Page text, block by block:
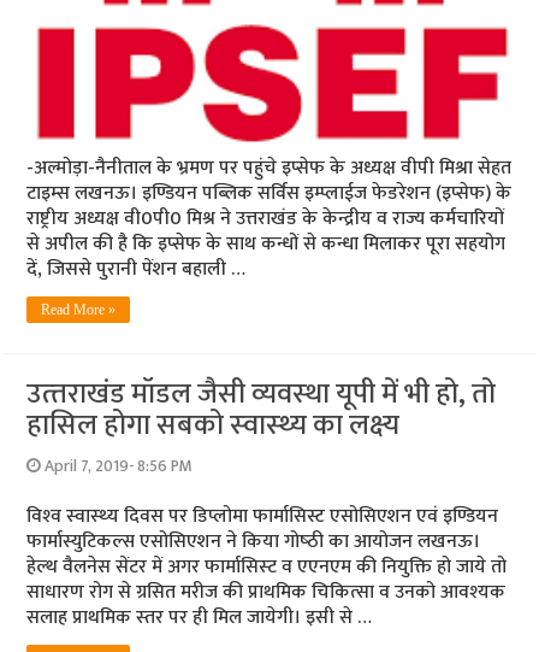
-अल्मोड़ा-नैनीताल के भ्रमण पर पहुंचे इप्सेफ के अध्यक्ष वीपी मिश्रा सेहत
टाइम्स लखनऊ। इण्डियन पब्लिक सर्विस इम्प्लाईज फेडरेशन (इप्सेफ) के
राष्ट्रीय अध्यक्ष वी0पी0 मिश्र ने उत्तराखंड के केन्द्रीय व राज्य कर्मचारियों
से अपील की है कि इप्सेफ के साथ कन्धों से कन्धा मिलाकर पूरा सहयोग
दें, जिससे पुरानी पेंशन बहाली …
Read More »
उत्‍तराखंड मॉडल जैसी व्‍यवस्‍था यूपी में भी हो, तो
हासिल होगा सबको स्‍वास्‍थ्‍य का लक्ष्‍य
April 7, 2019- 8:56 PM
विश्‍व स्‍वास्‍थ्‍य दिवस पर डिप्लोमा फार्मासिस्ट एसोसिएशन एवं इण्डियन
फार्मास्युटिकल्स एसोसिएशन ने किया गोष्‍ठी का आयोजन लखनऊ।
हेल्‍थ वैलनेस सेंटर में अगर फार्मासिस्‍ट व एएनएम की नियुक्ति हो जाये तो
साधारण रोग से ग्रसित मरीज की प्राथमिक चिकित्‍सा व उनको आवश्‍यक
सलाह प्राथमिक स्‍तर पर ही मिल जायेगी। इसी से …